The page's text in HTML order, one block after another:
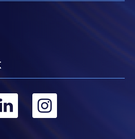
作核對之用。
，於課程開班兩星期或更早前
转 转